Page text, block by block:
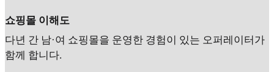
쇼핑몰 이해도
다년 간 남·여 쇼핑몰을 운영한 경험이 있는 오퍼레이터가
함께 합니다.